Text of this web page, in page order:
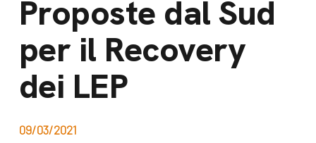
Proposte dal Sud
per il Recovery
dei LEP
09/03/2021
Lavora con noi
Bilancio di
missione
News e
appuntamenti
dal Sud
Campagne
Libri e